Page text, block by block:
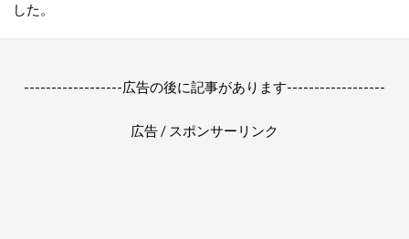
した。
------------------広告の後に記事があります------------------
広告 / スポンサーリンク